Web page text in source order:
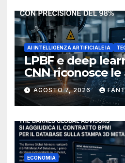
AI INTELLIGENZA ARTIFICIALE IA
LPBF e deep
CNN riconosce
del bagno di
AGOSTO 7, 2026
ECONOMIA